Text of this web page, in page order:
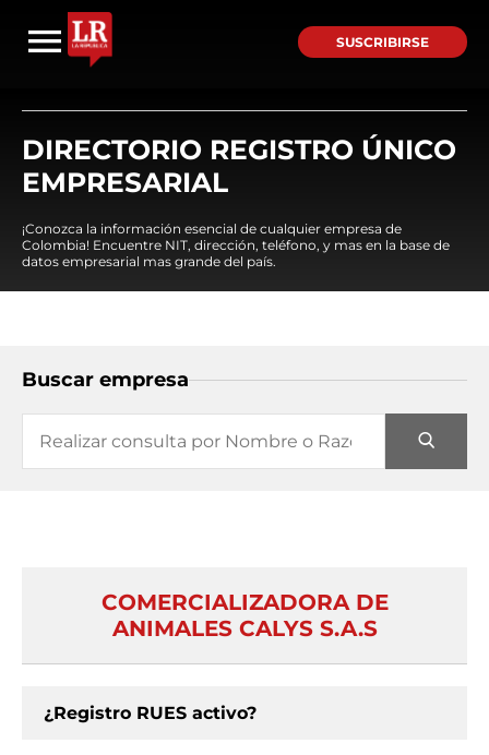
SUSCRIBIRSE
DIRECTORIO REGISTRO ÚNICO
EMPRESARIAL
¡Conozca la información esencial de cualquier empresa de
Colombia! Encuentre NIT, dirección, teléfono, y mas en la base de
datos empresarial mas grande del país.
Buscar empresa
COMERCIALIZADORA DE
ANIMALES CALYS S.A.S
¿Registro RUES activo?